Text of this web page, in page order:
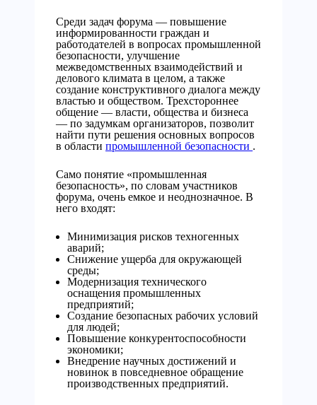
Среди задач форума — повышение
информированности граждан и
работодателей в вопросах промышленной
безопасности, улучшение
межведомственных взаимодействий и
делового климата в целом, а также
создание конструктивного диалога между
властью и обществом. Трехстороннее
общение — власти, общества и бизнеса
— по задумкам организаторов, позволит
найти пути решения основных вопросов
в области промышленной безопасности .
Само понятие «промышленная
безопасность», по словам участников
форума, очень емкое и неоднозначное. В
него входят:
Минимизация рисков техногенных
аварий;
Снижение ущерба для окружающей
среды;
Модернизация технического
оснащения промышленных
предприятий;
Создание безопасных рабочих условий
для людей;
Повышение конкурентоспособности
экономики;
Внедрение научных достижений и
новинок в повседневное обращение
производственных предприятий.